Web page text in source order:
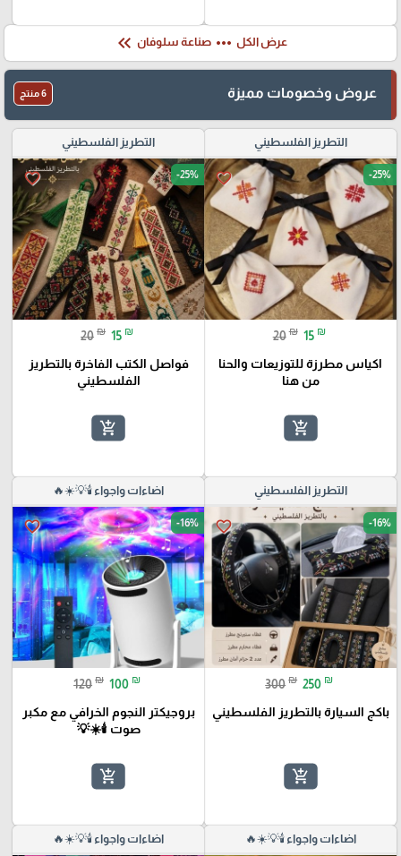
عرض الكل more_horiz صناعة سلوفان keyboard_double_arrow_left
عروض وخصومات مميزة 6 منتج
التطريز الفلسطيني
favorite_border -25%
20 ₪ 15 ₪
اكياس مطرزة للتوزيعات والحنا
من هنا
add_shopping_cart
التطريز الفلسطيني
favorite_border -25%
20 ₪ 15 ₪
فواصل الكتب الفاخرة بالتطريز
الفلسطيني
add_shopping_cart
التطريز الفلسطيني
favorite_border -16%
300 ₪ 250 ₪
باكج السيارة بالتطريز الفلسطيني
add_shopping_cart
اضاءات واجواء 🕯️💡☀️🔥
favorite_border -16%
120 ₪ 100 ₪
بروجيكتر النجوم الخرافي مع مكبر
صوت 🕯️☀️💡
add_shopping_cart
اضاءات واجواء 🕯️💡☀️🔥 اضاءات واجواء 🕯️💡☀️🔥